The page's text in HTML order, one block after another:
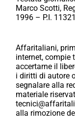
Marco Scotti,
1996 – P.I.
Affaritaliani,
internet, compie
accertarne il
i diritti di autore
segnalare alla
materiale
alla rimozione